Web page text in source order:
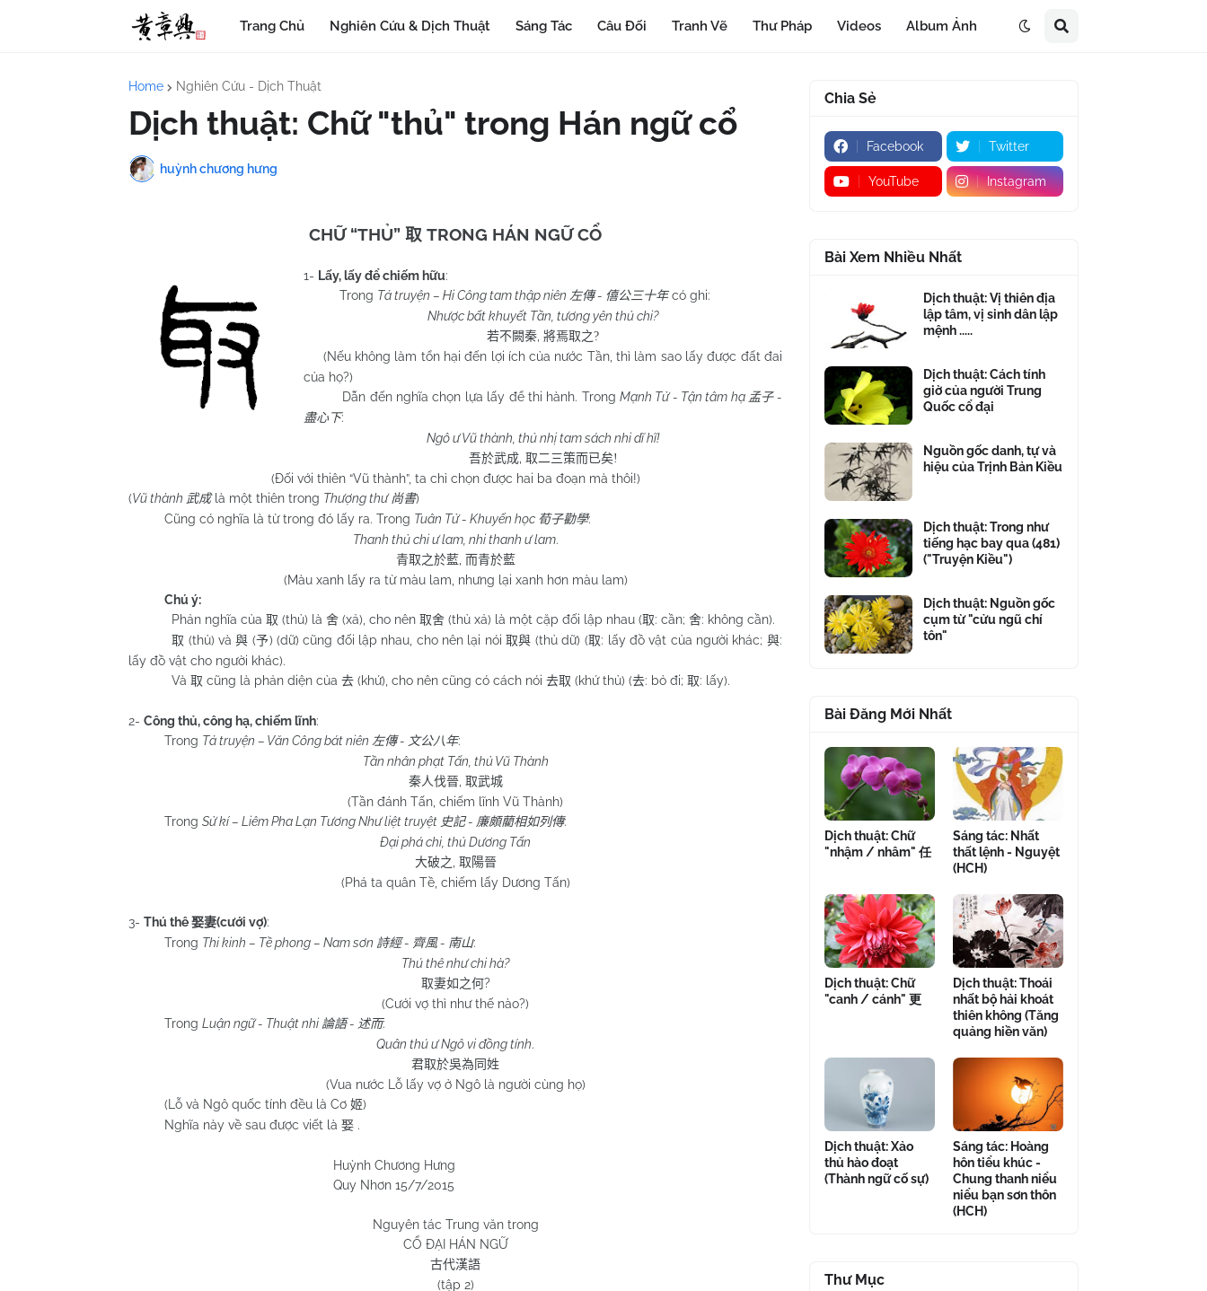
Trang Chủ Nghiên Cứu & Dịch Thuật Sáng Tác Câu Đối Tranh Vẽ Thư Pháp Videos Album Ảnh
Home Nghiên Cứu - Dịch Thuật
Dịch thuật: Chữ "thủ" trong Hán ngữ cổ
huỳnh chương hưng
CHỮ “THỦ” 取 TRONG HÁN NGỮ CỔ
1- Lấy, lấy để chiếm hữu:
Trong Tả truyện – Hi Công tam thập niên 左傳- 僖公三十年có ghi:
Nhược bất khuyết Tần, tương yên thủ chi?
若不闕秦 將焉取之?
(Nếu không làm tổn hại đến lợi ích của nước Tần, thì làm sao lấy được đất đai
của họ?)
Dẫn đến nghĩa chọn lựa lấy để thi hành. Trong Mạnh Tử - Tận tâm hạ 孟子-
盡心下:
Ngô ư Vũ thành, thủ nhị tam sách nhi dĩ hĩ!
吾於武成, 取二三策而已矣!
(Đối với thiên “Vũ thành”, ta chỉ chọn được hai ba đoạn mà thôi!)
(Vũ thành 武成là một thiên trong Thượng thư尚書)
Cũng có nghĩa là từ trong đó lấy ra. Trong Tuân Tử - Khuyến học 荀子勸學:
Thanh thủ chi ư lam, nhi thanh ư lam.
青取之於藍, 而青於藍
(Màu xanh lấy ra từ màu lam, nhưng lại xanh hơn màu lam)
Chú ý:
Phản nghĩa của 取 (thủ) là 舍 (xả), cho nên 取舍 (thủ xả) là một cặp đối lập nhau (取: cần; 舍: không cần).
取 (thủ) và與 (予) (dữ) cũng đối lập nhau, cho nên lại nói取與 (thủ dữ) (取: lấy đồ vật của người khác; 與:
lấy đồ vật cho người khác).
Và 取 cũng là phản diện của 去 (khứ), cho nên cũng có cách nói 去取 (khứ thủ) (去: bỏ đi; 取: lấy).
2- Công thủ, công hạ, chiếm lĩnh:
Trong Tả truyện – Văn Công bát niên 左傳- 文公八年:
Tần nhân phạt Tấn, thủ Vũ Thành
秦人伐晉, 取武城
(Tần đánh Tấn, chiếm lĩnh Vũ Thành)
Trong Sử kí – Liêm Pha Lạn Tương Như liệt truyệt 史記- 廉頗藺相如列傳:
Đại phá chi, thủ Dương Tấn
大破之 取陽晉
(Phá ta quân Tề, chiếm lấy Dương Tấn)
3- Thú thê 娶妻(cưới vợ):
Trong Thi kinh – Tề phong – Namsơn 詩經- 齊風- 南山:
Thú thê như chi hà?
取妻如之何?
(Cưới vợ thì như thế nào?)
Trong Luận ngữ - Thuật nhi 論語- 述而:
Quân thú ư Ngô vi đồng tính.
君取於吳為同姓
(Vua nước Lỗ lấy vợ ở Ngô là người cùng họ)
(Lỗ và Ngô quốc tính đều là Cơ 姬)
Nghĩa này về sau được viết là 娶 .
Huỳnh Chương Hưng
Quy Nhơn 15/7/2015
Nguyên tác Trung văn trong
CỔ ĐẠI HÁN NGỮ
古代漢語
(tập 2)
Chia Sẻ
Facebook Twitter
YouTube Instagram
Bài Xem Nhiều Nhất
Dịch thuật: Vị thiên địa
lập tâm, vị sinh dân lập
mệnh .....
Dịch thuật: Cách tính
giờ của người Trung
Quốc cổ đại
Nguồn gốc danh, tự và
hiệu của Trịnh Bản Kiều
Dịch thuật: Trong như
tiếng hạc bay qua (481)
("Truyện Kiều")
Dịch thuật: Nguồn gốc
cụm từ "cửu ngũ chí
tôn"
Bài Đăng Mới Nhất
Dịch thuật: Chữ
"nhậm / nhâm" 任
Sáng tác: Nhất
thất lệnh - Nguyệt
(HCH)
Dịch thuật: Chữ
"canh / cánh" 更
Dịch thuật: Thoái
nhất bộ hải khoát
thiên không (Tăng
quảng hiền văn)
Dịch thuật: Xảo
thủ hào đoạt
(Thành ngữ cố sự)
Sáng tác: Hoàng
hôn tiểu khúc -
Chung thanh niểu
niểu bạn sơn thôn
(HCH)
Thư Mục